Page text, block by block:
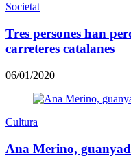
Societat
Tres persones han
carreteres catalanes
06/01/2020
Cultura
Ana Merino,